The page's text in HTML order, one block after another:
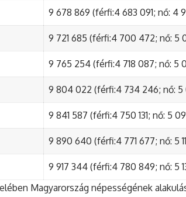
9 678 869 (férfi:4 683 091; nő: 4
9 721 685 (férfi:4 700 472; nő: 5
9 765 254 (férfi:4 718 087; nő: 5
9 804 022 (férfi:4 734 246; nő: 5
9 841 587 (férfi:4 750 131; nő: 5
9 890 640 (férfi:4 771 677; nő: 5
9 917 344 (férfi:4 780 849; nő: 5
Magyarország népességének